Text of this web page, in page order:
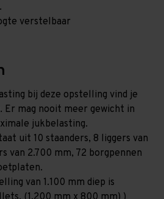
verstelbaar
bij deze opstelling vind je
Er mag nooit meer gewicht in
jukbelasting.
uit 10 staanders, 8 liggers van
van 2.700 mm, 72 borgpennen
van 1.100 mm diep is